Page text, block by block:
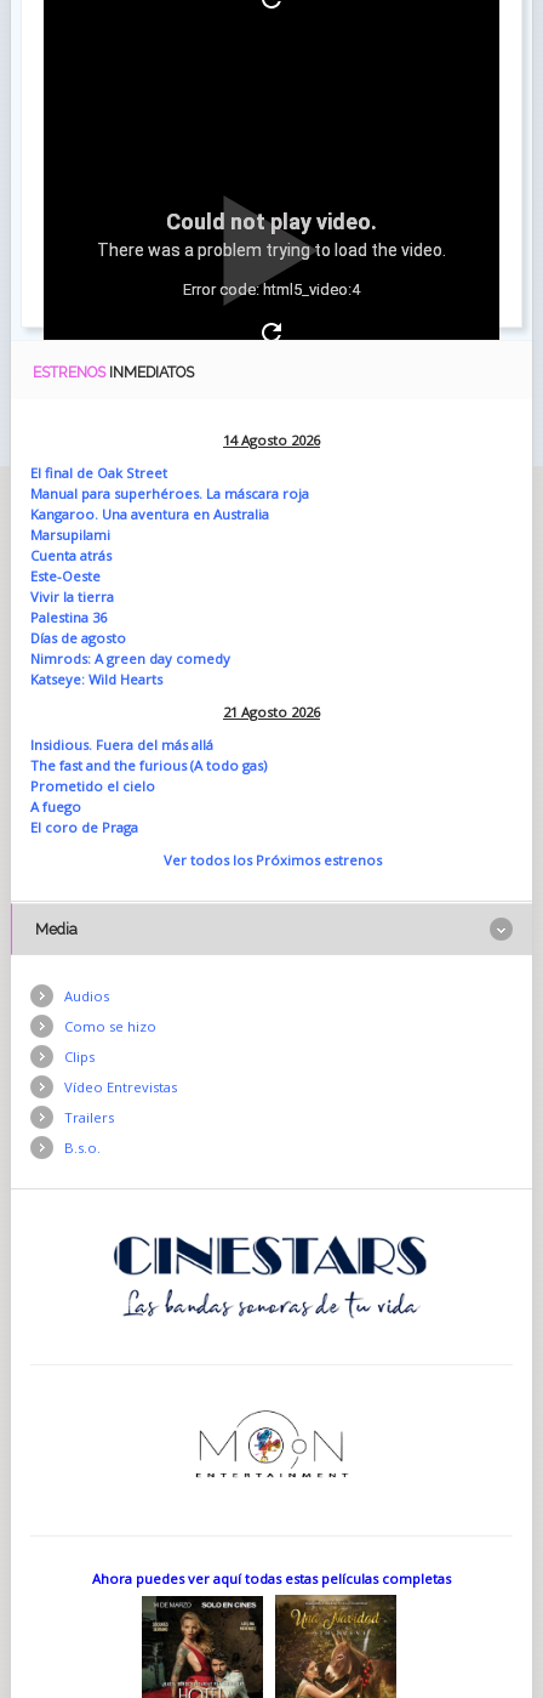
Could not play video.
There was a problem trying to load the video.
Error code: html5_video:4
ESTRENOS INMEDIATOS
14 Agosto 2026
El final de Oak Street
Manual para superhéroes. La máscara roja
Kangaroo. Una aventura en Australia
Marsupilami
Cuenta atrás
Este-Oeste
Vivir la tierra
Palestina 36
Días de agosto
Nimrods: A green day comedy
Katseye: Wild Hearts
21 Agosto 2026
Insidious. Fuera del más allá
The fast and the furious (A todo gas)
Prometido el cielo
A fuego
El coro de Praga
Ver todos los Próximos estrenos
Media
Audios
Como se hizo
Clips
Vídeo Entrevistas
Trailers
B.s.o.
Ahora puedes ver aquí todas estas películas completas